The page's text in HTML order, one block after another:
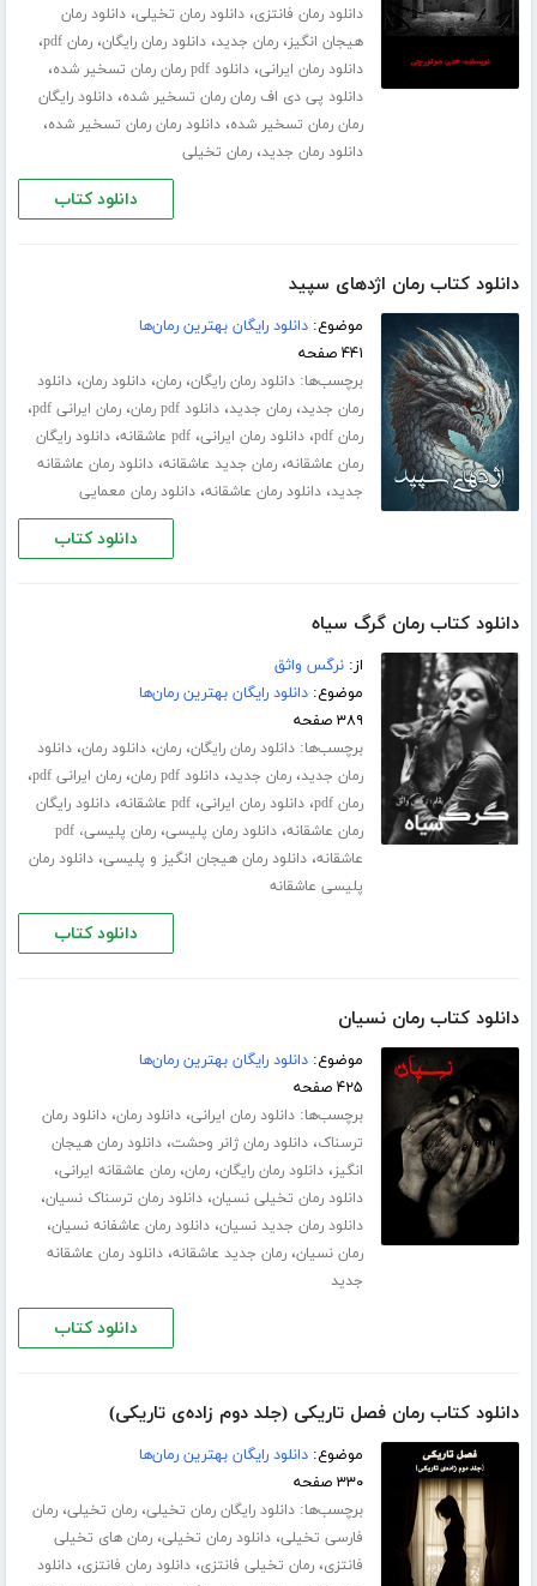
دانلود رمان فانتزی،دانلود رمان تخیلی،دانلود رمان
هیجان انگیز،رمان جدید،دانلود رمان رایگان،رمان pdf ،
دانلود رمان ایرانی،دانلود pdf رمان رمان تسخیر شده ،
دانلود پی دی اف رمان رمان تسخیر شده،دانلود رایگان
رمان رمان تسخیر شده،دانلود رمان رمان تسخیر شده،
دانلود رمان جدید،رمان تخیلی
دانلود کتاب
دانلود کتاب رمان اژدهای سپید
موضوع:دانلود رایگان بهترین رمان‌ها
۴۴۱ صفحه
برچسب‌ها:دانلود رمان رایگان،رمان،دانلود رمان،دانلود
رمان جدید،رمان جدید،دانلود pdf رمان ،رمان ایرانی pdf ،
رمان pdf ،دانلود رمان ایرانی،pdf عاشقانه ،دانلود رایگان
رمان عاشقانه،رمان جدید عاشقانه،دانلود رمان عاشقانه
جدید،دانلود رمان عاشقانه،دانلود رمان معمایی
دانلود کتاب
دانلود کتاب رمان گرگ سیاه
از:نرگس واثق
موضوع:دانلود رایگان بهترین رمان‌ها
۳۸۹ صفحه
برچسب‌ها:دانلود رمان رایگان،رمان،دانلود رمان،دانلود
رمان جدید،رمان جدید،دانلود pdf رمان ،رمان ایرانی pdf ،
رمان pdf ،دانلود رمان ایرانی،pdf عاشقانه ،دانلود رایگان
رمان عاشقانه،دانلود رمان پلیسی،
رمان پلیسی، pdf
عاشقانه،دانلود رمان هیجان انگیز و پلیسی،دانلود رمان
پلیسی عاشقانه
دانلود کتاب
دانلود کتاب رمان نسیان
موضوع:دانلود رایگان بهترین رمان‌ها
۴۲۵ صفحه
برچسب‌ها:دانلود رمان ایرانی،دانلود رمان،دانلود رمان
ترسناک،دانلود رمان ژانر وحشت،دانلود رمان هیجان
انگیز،دانلود رمان رایگان،رمان،رمان عاشقانه ایرانی،
دانلود رمان تخیلی نسیان،دانلود رمان ترسناک نسیان،
دانلود رمان جدید نسیان،دانلود رمان عاشفانه نسیان،
رمان نسیان،رمان جدید عاشقانه،دانلود رمان عاشقانه
جدید
دانلود کتاب
دانلود کتاب رمان فصل تاریکی (جلد دوم زاده‌ی تاریکی)
موضوع:دانلود رایگان بهترین رمان‌ها
۳۳۰ صفحه
برچسب‌ها:دانلود رایگان رمان تخیلی،رمان تخیلی،رمان
فارسی تخیلی،دانلود رمان تخیلی،رمان های تخیلی
فانتزی،رمان تخیلی فانتزی،دانلود رمان فانتزی،دانلود